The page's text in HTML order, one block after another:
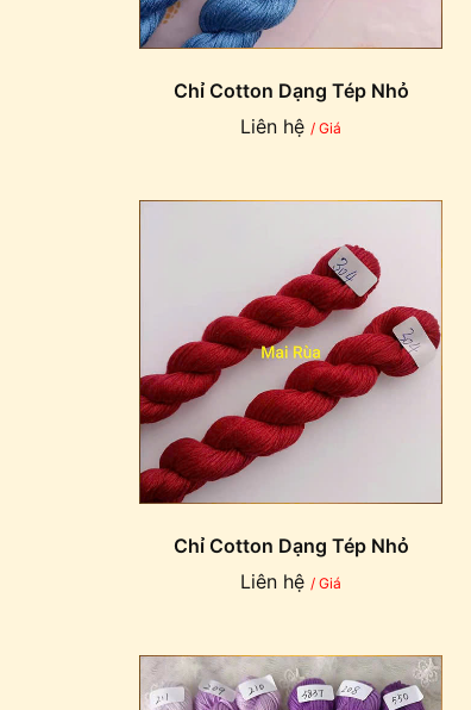
Chỉ Cotton Dạng Tép Nhỏ
Liên hệ / Giá
Chỉ Cotton Dạng Tép Nhỏ
Liên hệ / Giá